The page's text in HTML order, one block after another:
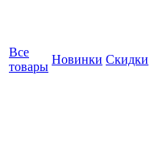
Все
товары
Новинки Скидки